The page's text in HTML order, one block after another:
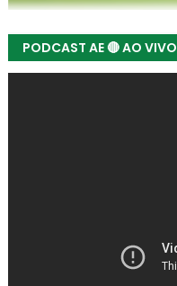
PODCAST AE 🔴 AO VIVO